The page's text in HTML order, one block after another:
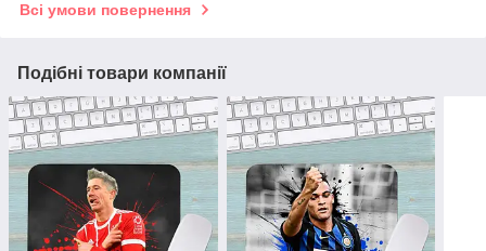
Всі умови повернення
Подібні товари компанії